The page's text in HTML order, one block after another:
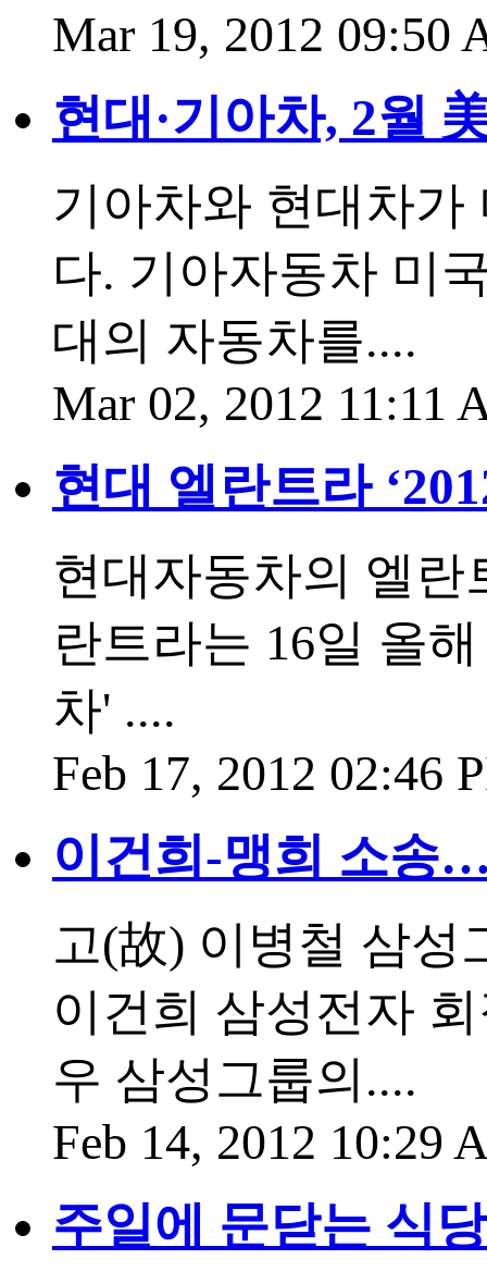
Mar 19, 2012 09:50
현대·기아차, 2월
기아차와 현대차가
다. 기아자동차 미
대의 자동차를....
Mar 02, 2012 11:11
현대 엘란트라
현대자동차의 엘란
란트라는 16일 올
차' ....
Feb 17, 2012 02:46
이건희-맹희 소송
고(故) 이병철 삼성
이건희 삼성전자
우 삼성그룹의....
Feb 14, 2012 10:29
주일에 문닫는 식